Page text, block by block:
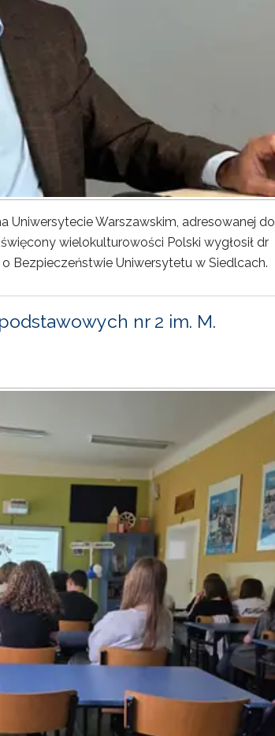
Uniwersytecie Warszawskim, adresowanej do
wielokulturowości Polski wygłosił dr
Bezpieczeństwie Uniwersytetu w Siedlcach.
nr 2 im. M.